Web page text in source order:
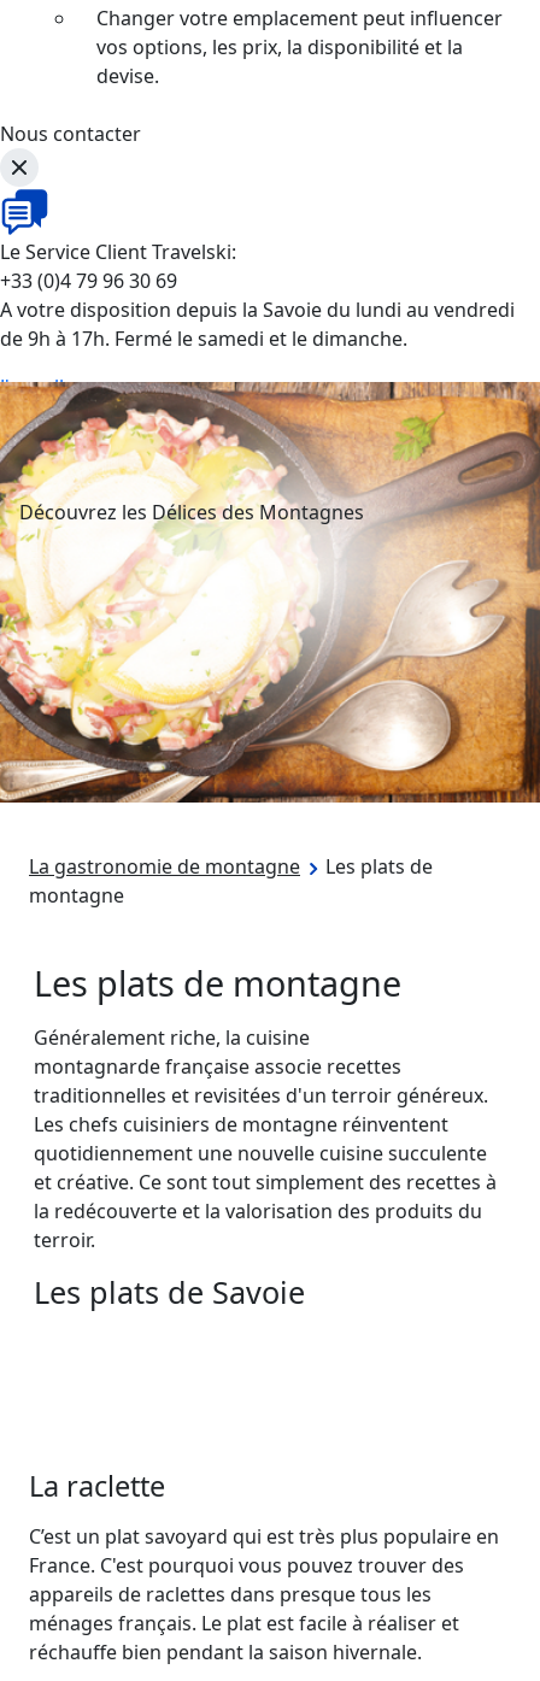
Changer votre emplacement peut influencer
vos options, les prix, la disponibilité et la
devise.
Nous contacter
Le Service Client Travelski:
+33 (0)4 79 96 30 69
A votre disposition depuis la Savoie du lundi au vendredi
de 9h à 17h. Fermé le samedi et le dimanche.
J'appelle
Découvrez les Délices des Montagnes
La gastronomie de montagne
Les plats de
montagne
Les plats de montagne
Généralement riche, la cuisine
montagnarde française associe recettes
traditionnelles et revisitées d'un terroir généreux.
Les chefs cuisiniers de montagne réinventent
quotidiennement une nouvelle cuisine succulente
et créative. Ce sont tout simplement des recettes à
la redécouverte et la valorisation des produits du
terroir.
Les plats de Savoie
La raclette
C’est un plat savoyard qui est très plus populaire en
France. C'est pourquoi vous pouvez trouver des
appareils de raclettes dans presque tous les
ménages français. Le plat est facile à réaliser et
réchauffe bien pendant la saison hivernale.